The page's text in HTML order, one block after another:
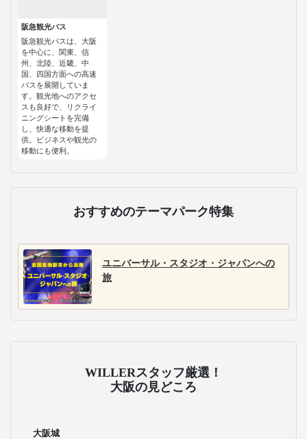
阪急観光バス
阪急観光バスは、大阪
を中心に、関東、信
州、北陸、近畿、中
国、四国方面への高速
バスを展開していま
す。観光地へのアクセ
スも良好で、リクライ
ニングシートを完備
し、快適な移動を提
供。ビジネスや観光の
移動にも便利。
おすすめのテーマパーク特集
ユニバーサル・スタジオ・ジャパンへの
旅
WILLERスタッフ厳選！
大阪の見どころ
大阪城